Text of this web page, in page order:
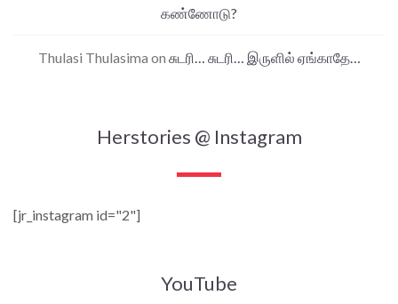
கண்ணோடு?
Thulasi Thulasima on சுடரி… சுடரி… இருளில் ஏங்காதே…
Herstories @ Instagram
[jr_instagram id="2"]
YouTube